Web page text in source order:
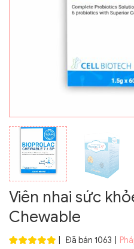
Viên nhai sức
Chewable
Đã bán 1063